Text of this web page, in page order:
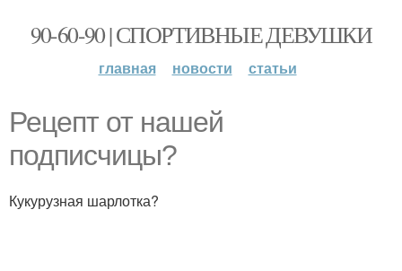
90-60-90 | СПОРТИВНЫЕ ДЕВУШКИ
главная новости статьи
Рецепт от нашей
подписчицы?
Кукурузная шарлотка?